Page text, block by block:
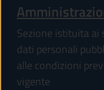
Sezione istituita ai
dati personali
alle condizioni
vigente